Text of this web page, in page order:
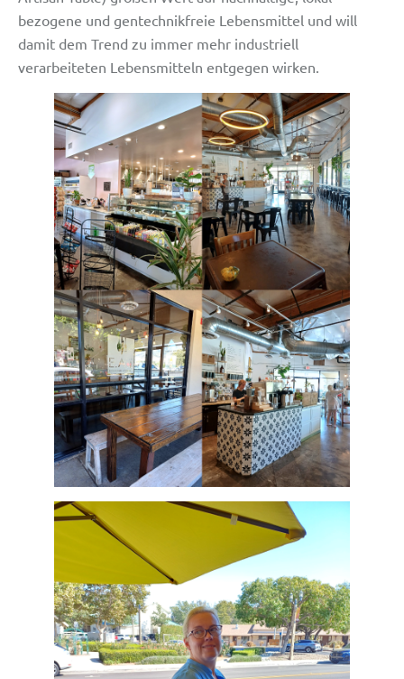
bezogene und gentechnikfreie Lebensmittel und will
damit dem Trend zu immer mehr industriell
verarbeiteten Lebensmitteln entgegen wirken.